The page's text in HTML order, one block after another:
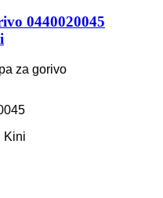
0440020045
za gorivo
Kini